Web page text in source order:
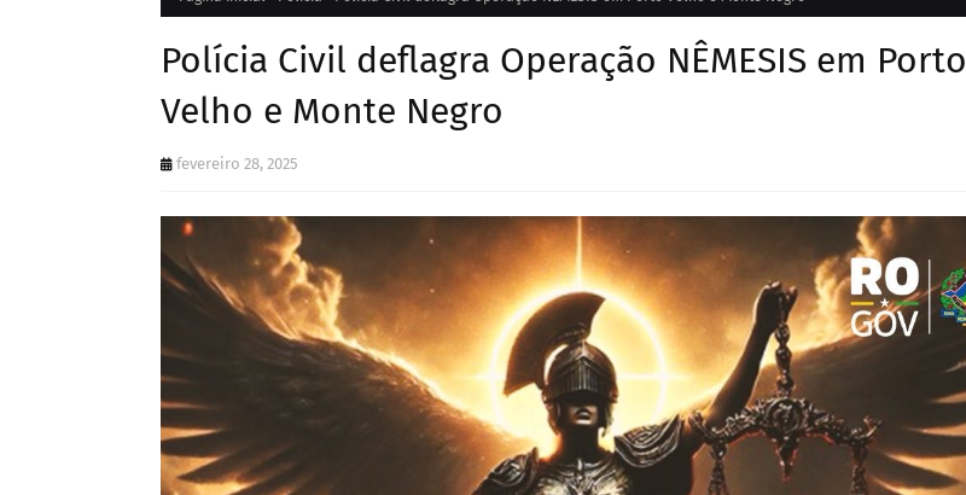
Polícia Civil deflagra Operação NÊMESIS em Porto
Velho e Monte Negro
fevereiro 28, 2025